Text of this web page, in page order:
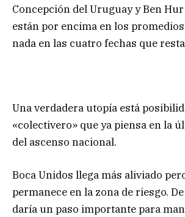
Concepción del Uruguay y Ben Hur
están por encima en los
nada en las cuatro fechas que
Una verdadera utopía está
«colectivero» que ya piensa en la
del ascenso nacional.
Boca Unidos llega más aliviado
permanece en la zona de riesgo.
daría un paso importante para